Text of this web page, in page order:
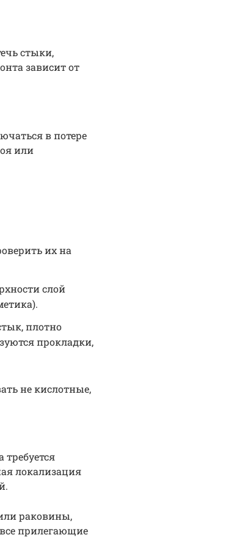
стыки,
зависит от
в потере
или
их на
слой
плотно
прокладки,
не кислотные,
локализация
раковины,
прилегающие